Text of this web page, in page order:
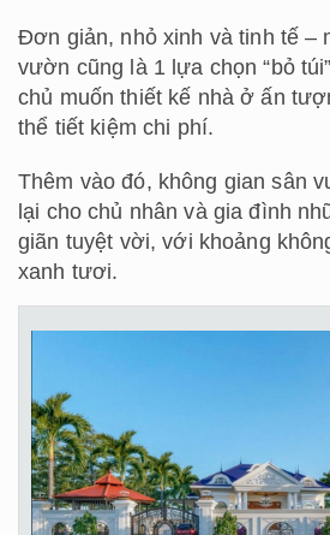
Đơn giản, nhỏ xinh và tinh tế –
vườn cũng là 1 lựa chọn “bỏ
chủ muốn thiết kế nhà ở ấn
thể tiết kiệm chi phí.
Thêm vào đó, không gian sân
lại cho chủ nhân và gia đình
giãn tuyệt vời, với khoảng
xanh tươi.